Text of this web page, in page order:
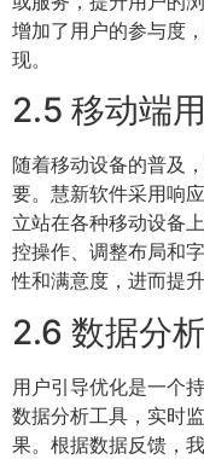
增加了用户的参与度
现。
2.5 移动端
随着移动设备的普及
要。慧新软件采用响
立站在各种移动设备
控操作、调整布局和
性和满意度，进而提
2.6 数据分
用户引导优化是一个
数据分析工具，实时
果。根据数据反馈，